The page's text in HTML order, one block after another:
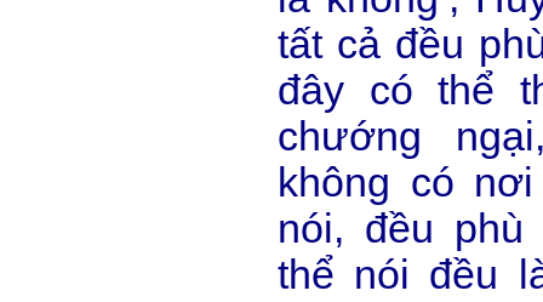
tất cả đều
đây có thể
chướng
không có
nói, đều
thể nói đều